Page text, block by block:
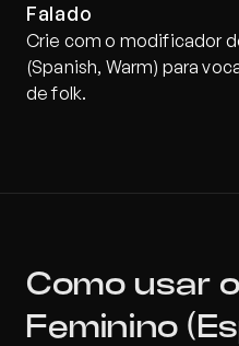
Falado
Crie com o modificador
(Spanish, Warm) para
de folk.
Como usar
Feminino